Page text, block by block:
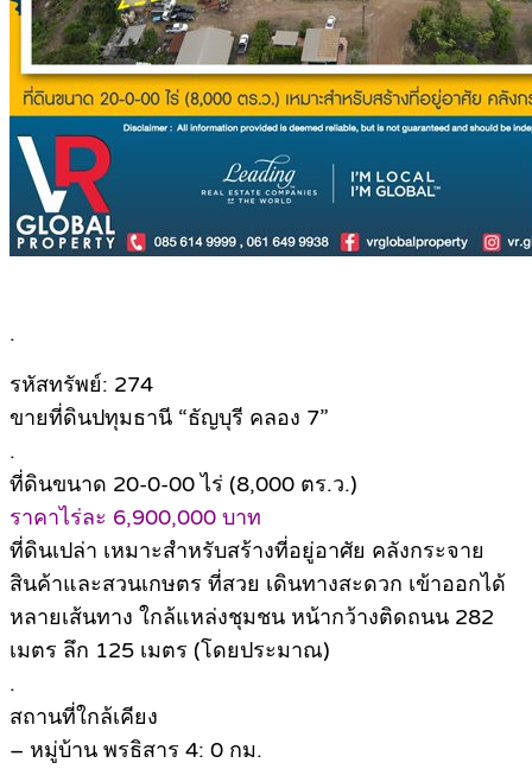
.
รหัสทรัพย์: 274
ขายที่ดินปทุมธานี “ธัญบุรี คลอง 7”
.
ที่ดินขนาด 20-0-00 ไร่ (8,000 ตร.ว.)
ราคาไร่ละ 6,900,000 บาท
ที่ดินเปล่า เหมาะสำหรับสร้างที่อยู่อาศัย คลังกระจาย
สินค้าและสวนเกษตร ที่สวย เดินทางสะดวก เข้าออกได้
หลายเส้นทาง ใกล้แหล่งชุมชน หน้ากว้างติดถนน 282
เมตร ลึก 125 เมตร (โดยประมาณ)
.
สถานที่ใกล้เคียง
– หมู่บ้าน พรธิสาร 4: 0 กม.